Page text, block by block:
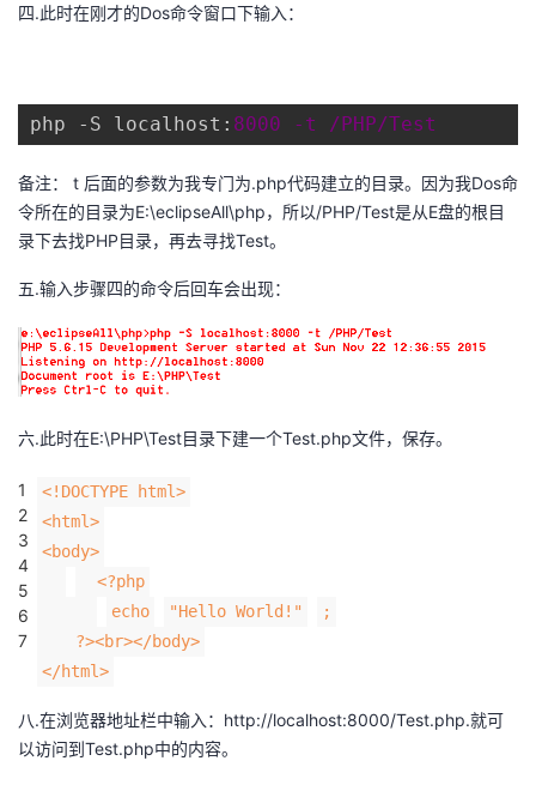
者
堂
我
的
程
我
认
的
我
支
我
的
技
术
支
我
的
云
声
四.此时在刚才的Dos命令窗口下输入：
php -S localhost: 8000 -t /PHP/Test
备注： t 后面的参数为我专门为.php代码建立的目录。因为我Dos命
令所在的目录为E:\eclipseAll\php，所以/PHP/Test是从E盘的根目
录下去找PHP目录，再去寻找Test。
五.输入步骤四的命令后回车会出现：
六.此时在E:\PHP\Test目录下建一个Test.php文件，保存。
1
2
3
4
5
6
7
<!DOCTYPE html>
<html>
<body>
<?php
echo
"Hello World!"
;
?><br></body>
</html>
八.在浏览器地址栏中输入：http://localhost:8000/Test.php.就可
以访问到Test.php中的内容。